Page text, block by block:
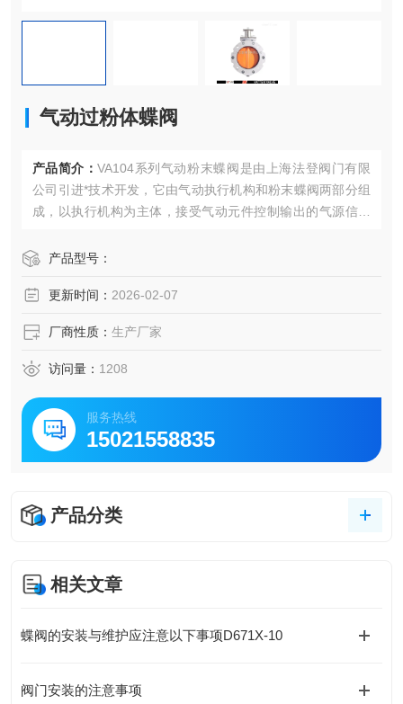
气动过粉体蝶阀
产品简介： VA104系列气动粉末蝶阀是由上海法登阀门有限
公司引进*技术开发，它由气动执行机构和粉末蝶阀两部分组
成，以执行机构为主体，接受气动元件控制输出的气源信号
气动过粉体蝶阀
产品型号：
更新时间： 2026-02-07
厂商性质： 生产厂家
访问量： 1208
服务热线
15021558835
产品分类
相关文章
蝶阀的安装与维护应注意以下事项D671X-10
阀门安装的注意事项